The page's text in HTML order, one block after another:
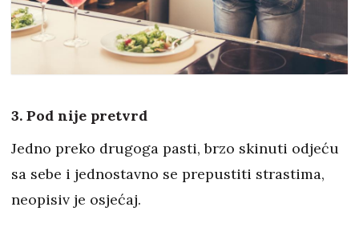
3. Pod nije pretvrd
Jedno preko drugoga pasti, brzo skinuti odjeću
sa sebe i jednostavno se prepustiti strastima,
neopisiv je osjećaj.